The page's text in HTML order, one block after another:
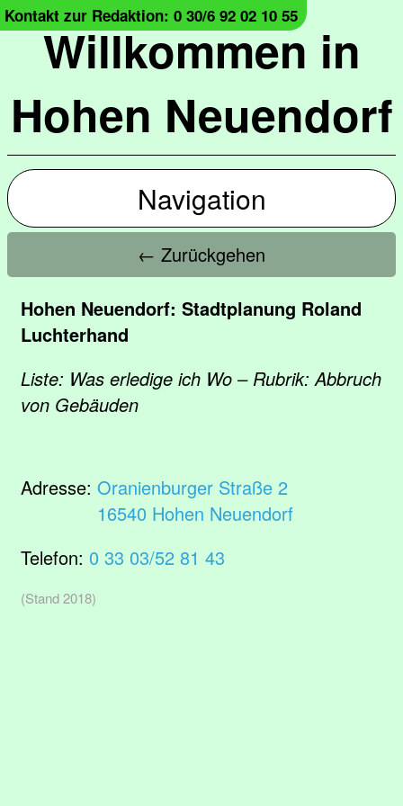
Willkommen in
Hohen Neuendorf
Kontakt zur Redaktion: 0 30/6 92 02 10 55
Navigation
← Zurückgehen
Hohen Neuendorf: Stadtplanung Roland
Luchterhand
Liste: Was erledige ich Wo – Rubrik: Abbruch
von Gebäuden
Adresse: Oranienburger Straße 2
16540 Hohen Neuendorf
Telefon: 0 33 03/52 81 43
(Stand 2018)